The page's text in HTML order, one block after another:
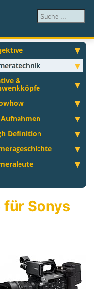
Suchen ...
&
Aufnahmen
Definition
für Sonys